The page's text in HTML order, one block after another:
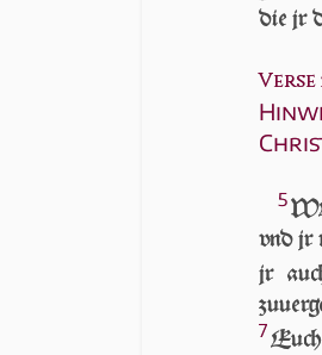
die jr
Verse
5
vnd jr
jr
7